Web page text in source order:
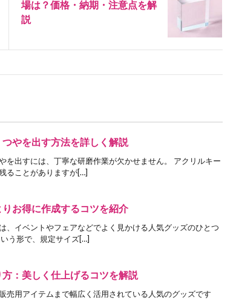
場は？価格・納期・注意点を解
説
やを出す方法を詳しく解説
を出すには、丁寧な研磨作業が欠かせません。 アクリルキー
ることがありますが[…]
お得に作成するコツを紹介
、イベントやフェアなどでよく見かける人気グッズのひとつ
う形で、規定サイズ[…]
：美しく仕上げるコツを解説
売用アイテムまで幅広く活用されている人気のグッズです